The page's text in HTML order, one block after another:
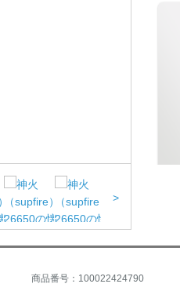
>
商品番号：100022424790